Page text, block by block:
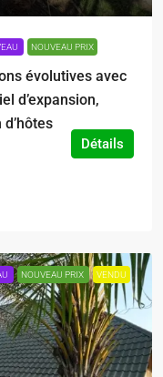
NOUVEAU PRIX
évolutives avec
d’expansion,
Détails
NOUVEAU PRIX VENDU